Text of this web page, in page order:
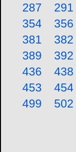
287
291
354
356
381
382
389
392
436
438
453
454
499
502